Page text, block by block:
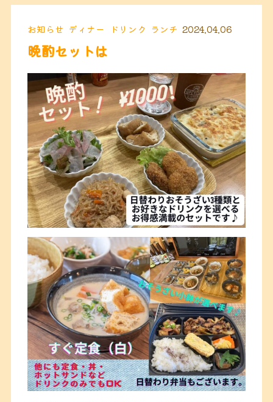
お知らせ ディナー ドリンク ランチ 2024.04.06
晩酌セットは